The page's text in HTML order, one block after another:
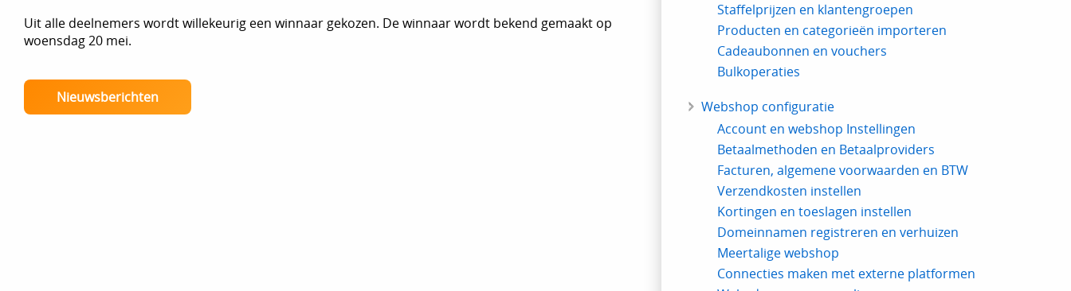
Uit alle deelnemers wordt willekeurig een winnaar gekozen. De winnaar wordt bekend gemaakt op
woensdag 20 mei.
Nieuwsberichten
Staffelprijzen en klantengroepen
Producten en categorieën importeren
Cadeaubonnen en vouchers
Bulkoperaties
Webshop configuratie
Account en webshop Instellingen
Betaalmethoden en Betaalproviders
Facturen, algemene voorwaarden en BTW
Verzendkosten instellen
Kortingen en toeslagen instellen
Domeinnamen registreren en verhuizen
Meertalige webshop
Connecties maken met externe platformen